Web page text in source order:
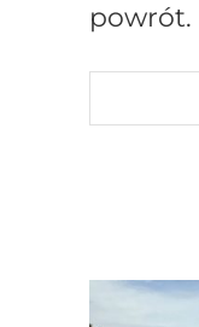
powrót.